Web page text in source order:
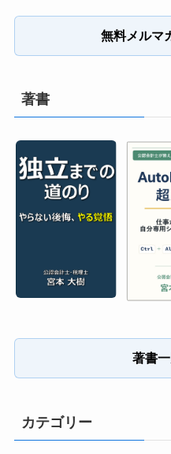
無料メルマ
著書
著書
カテゴリー